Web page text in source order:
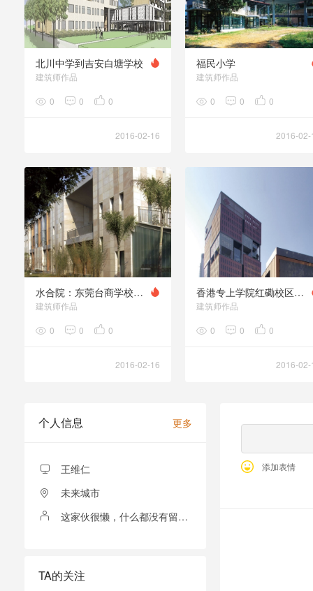
北川中学到吉安白塘学校
建筑师作品
0 0 0
2016-02-16
福民小学
建筑师作品
0 0 0
2016-
水合院：东莞台商学校游泳馆
建筑师作品
0 0 0
2016-02-16
香港专上学院红磡校区/ 理工大学社区学院
建筑师作品
0 0 0
2016-
个人信息 更多
王维仁
未来城市
这家伙很懒，什么都没有留下！
TA的关注
添加表情